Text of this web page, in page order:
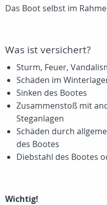
Das Boot selbst im
Was ist versichert?
Sturm, Feuer,
Schäden im
Sinken des Bootes
Zusammenstoß mit
Steganlagen
Schäden durch
des Bootes
Diebstahl des Bootes
Wichtig!